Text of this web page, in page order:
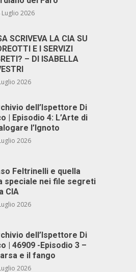
Luglio 2026
SCRIVEVA LA CIA SU
E I SERVIZI
– DI ISABELLA
2026
dell’Ispettore Di
| Episodio 4: L’Arte di
l’Ignoto
2026
Feltrinelli e quella
speciale nei file segreti
CIA
2026
dell’Ispettore Di
| 46909 -Episodio 3 –
e il fango
2026